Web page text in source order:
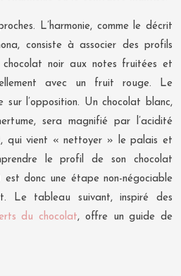
L’harmonie, comme le décrit
consiste à associer des profils
chocolat noir aux notes fruitées et
avec un fruit rouge. Le
l’opposition. Un chocolat blanc,
sera magnifié par l’acidité
qui vient « nettoyer » le palais et
le profil de son chocolat
donc une étape non-négociable
Le tableau suivant, inspiré des
du chocolat, offre un guide de